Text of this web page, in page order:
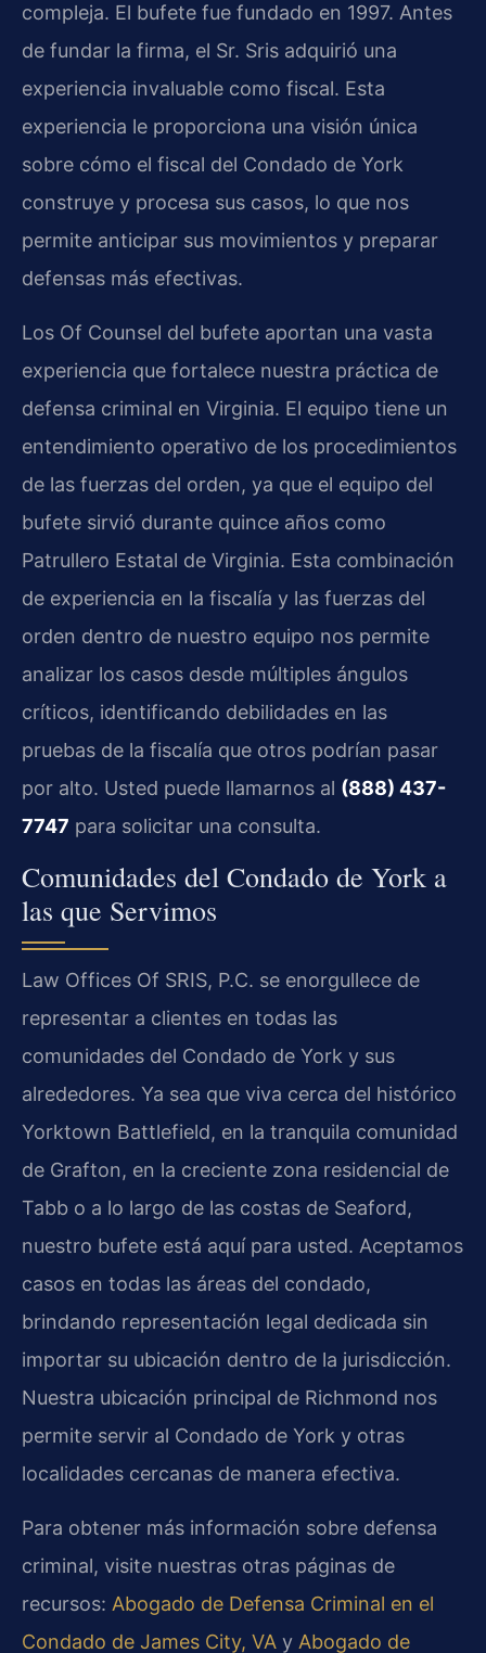
compleja. El bufete fue fundado en 1997. Antes
de fundar la firma, el Sr. Sris adquirió una
experiencia invaluable como fiscal. Esta
experiencia le proporciona una visión única
sobre cómo el fiscal del Condado de York
construye y procesa sus casos, lo que nos
permite anticipar sus movimientos y preparar
defensas más efectivas.
Los Of Counsel del bufete aportan una vasta
experiencia que fortalece nuestra práctica de
defensa criminal en Virginia. El equipo tiene un
entendimiento operativo de los procedimientos
de las fuerzas del orden, ya que el equipo del
bufete sirvió durante quince años como
Patrullero Estatal de Virginia. Esta combinación
de experiencia en la fiscalía y las fuerzas del
orden dentro de nuestro equipo nos permite
analizar los casos desde múltiples ángulos
críticos, identificando debilidades en las
pruebas de la fiscalía que otros podrían pasar
por alto. Usted puede llamarnos al (888) 437-
7747 para solicitar una consulta.
Comunidades del Condado de York a
las que Servimos
Law Offices Of SRIS, P.C. se enorgullece de
representar a clientes en todas las
comunidades del Condado de York y sus
alrededores. Ya sea que viva cerca del histórico
Yorktown Battlefield, en la tranquila comunidad
de Grafton, en la creciente zona residencial de
Tabb o a lo largo de las costas de Seaford,
nuestro bufete está aquí para usted. Aceptamos
casos en todas las áreas del condado,
brindando representación legal dedicada sin
importar su ubicación dentro de la jurisdicción.
Nuestra ubicación principal de Richmond nos
permite servir al Condado de York y otras
localidades cercanas de manera efectiva.
Para obtener más información sobre defensa
criminal, visite nuestras otras páginas de
recursos: Abogado de Defensa Criminal en el
Condado de James City, VA y Abogado de